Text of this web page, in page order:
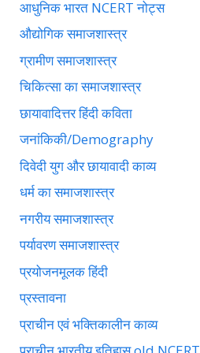
आधुनिक भारत NCERT नोट्स
औद्योगिक समाजशास्त्र
ग्रामीण समाजशास्त्र
चिकित्सा का समाजशास्त्र
छायावादित्तर हिंदी कविता
जनांकिकी/Demography
दिवेदी युग और छायावादी काव्य
धर्म का समाजशास्त्र
नगरीय समाजशास्त्र
पर्यावरण समाजशास्त्र
प्रयोजनमूलक हिंदी
प्रस्तावना
प्राचीन एवं भक्तिकालीन काव्य